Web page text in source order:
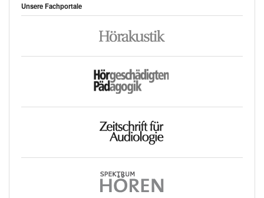
Unsere Fachportale